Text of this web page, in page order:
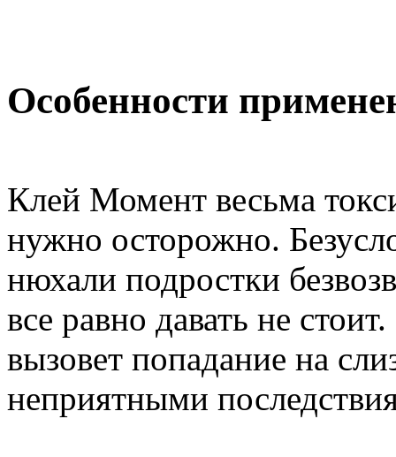
Особенности
Клей Момент весьма
нужно осторожно.
нюхали подростки
все равно давать не
вызовет попадание на
неприятными